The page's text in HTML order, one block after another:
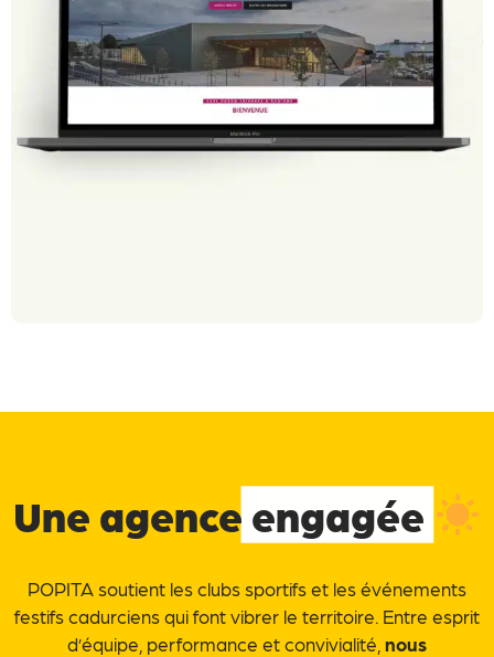
Une agence engagée
POPITA soutient les clubs sportifs et les événements
festifs cadurciens qui font vibrer le territoire. Entre esprit
d’équipe, performance et convivialité, nous